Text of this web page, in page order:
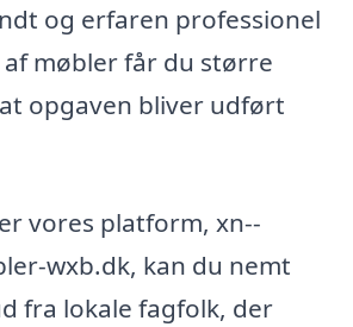
og erfaren professionel
møbler får du større
opgaven bliver udført
vores platform, xn--
wxb.dk, kan du nemt
fra lokale fagfolk, der